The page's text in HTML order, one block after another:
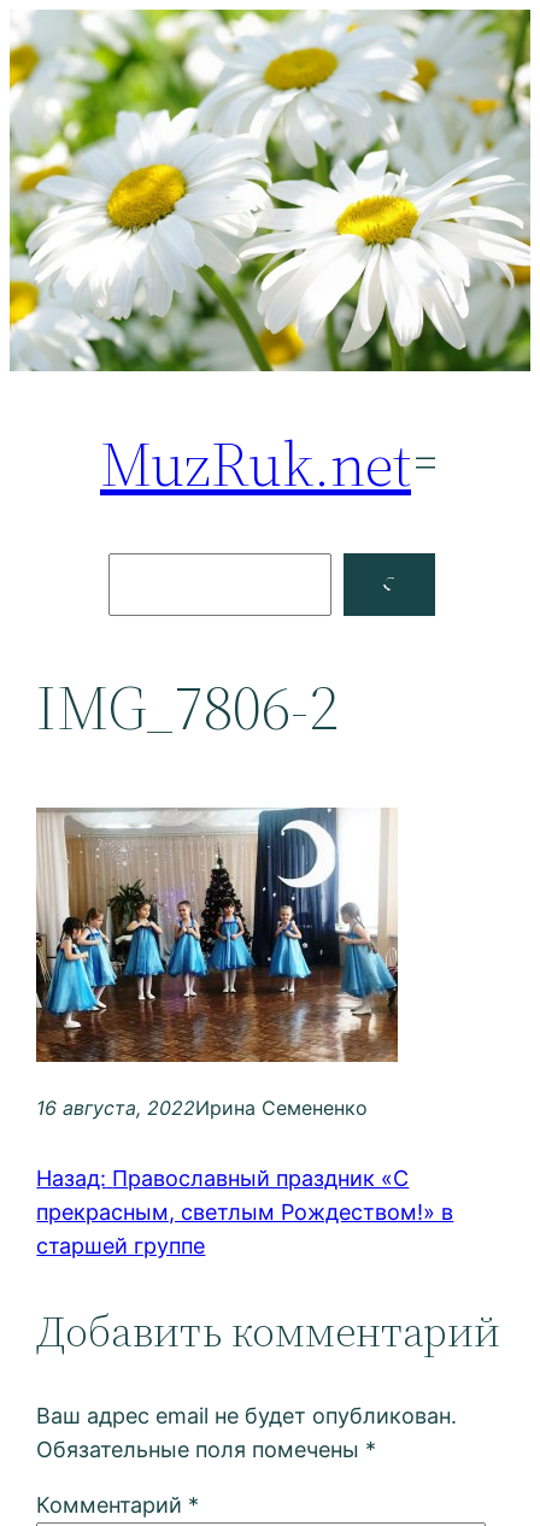
Перейти
к
содержимому
MuzRuk.net
Facebook
IMG_7806-2
16 августа, 2022Ирина Семененко
Назад: Православный праздник «С
прекрасным, светлым Рождеством!» в
старшей группе
Добавить комментарий
Ваш адрес email не будет опубликован.
Обязательные поля помечены *
Комментарий *